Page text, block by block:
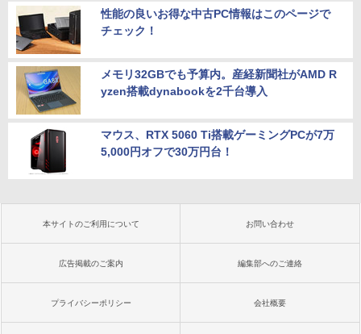
性能の良いお得な中古PC情報はこのページで
チェック！
メモリ32GBでも予算内。産経新聞社がAMD R
yzen搭載dynabookを2千台導入
マウス、RTX 5060 Ti搭載ゲーミングPCが7万
5,000円オフで30万円台！
本サイトのご利用について お問い合わせ
広告掲載のご案内 編集部へのご連絡
プライバシーポリシー 会社概要